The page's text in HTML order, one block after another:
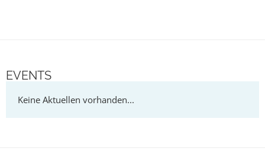
EVENTS